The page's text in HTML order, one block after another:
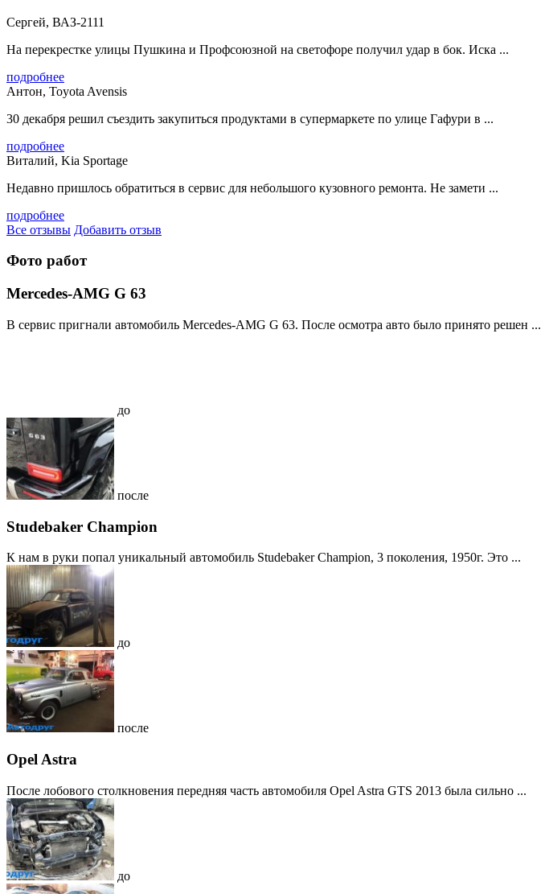
Сергей, ВАЗ-2111
На перекрестке улицы Пушкина и Профсоюзной на светофоре получил удар в бок. Иска ...
подробнее
Антон, Toyota Avensis
30 декабря решил съездить закупиться продуктами в супермаркете по улице Гафури в ...
подробнее
Виталий, Kia Sportage
Недавно пришлось обратиться в сервис для небольшого кузовного ремонта. Не замети ...
подробнее
Все отзывы Добавить отзыв
Фото работ
Mercedes-AMG G 63
В сервис пригнали автомобиль Mercedes-AMG G 63. После осмотра авто было принято решен ...
до
после
Studebaker Champion
К нам в руки попал уникальный автомобиль Studebaker Champion, 3 поколения, 1950г. Это ...
до
после
Opel Astra
После лобового столкновения передняя часть автомобиля Opel Astra GTS 2013 была сильно ...
до